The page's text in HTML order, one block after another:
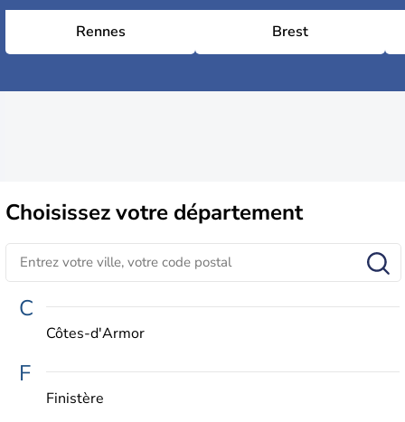
Rennes Brest
Choisissezvotre département
C
Côtes-d'Armor
F
Finistère